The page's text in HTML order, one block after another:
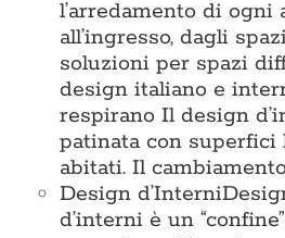
l’arredamento di ogni
all’ingresso, dagli
soluzioni per spazi
design italiano e
respirano Il design
patinata con
abitati. Il
Design d’Interni
d’interni è un